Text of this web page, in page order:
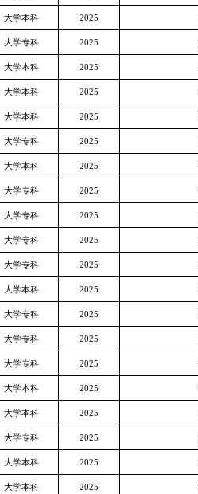
大学本科 2025
大学专科 2025
大学本科 2025
大学本科 2025
大学本科 2025
大学专科 2025
大学本科 2025
大学专科 2025
大学专科 2025
大学专科 2025
大学专科 2025
大学本科 2025
大学专科 2025
大学专科 2025
大学专科 2025
大学本科 2025
大学本科 2025
大学专科 2025
大学本科 2025
大学本科 2025